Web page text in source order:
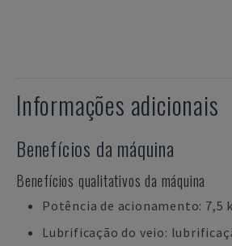
Informações adicionais
Benefícios da máquina
Benefícios qualitativos da máquina
Potência de acionamento: 7,5
Lubrificação do veio: